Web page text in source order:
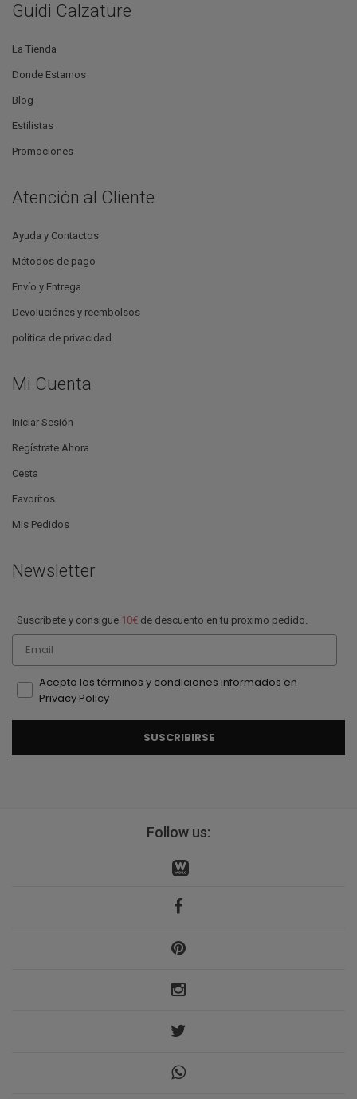
Guidi Calzature
La Tienda
Donde Estamos
Blog
Estilistas
Promociones
Atención al Cliente
Ayuda y Contactos
Métodos de pago
Envío y Entrega
Devoluciónes y reembolsos
política de privacidad
Mi Cuenta
Iniciar Sesión
Regístrate Ahora
Cesta
Favoritos
Mis Pedidos
Newsletter
Suscríbete y consigue 10€ de descuento en tu proxímo pedido.
Email
Acepto los términos y condiciones informados en
Privacy Policy
SUSCRIBIRSE
Follow us: